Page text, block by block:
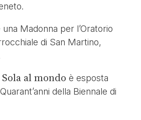
una Madonna per l’Oratorio
di San Martino,
Sola al mondo è esposta
della Biennale di